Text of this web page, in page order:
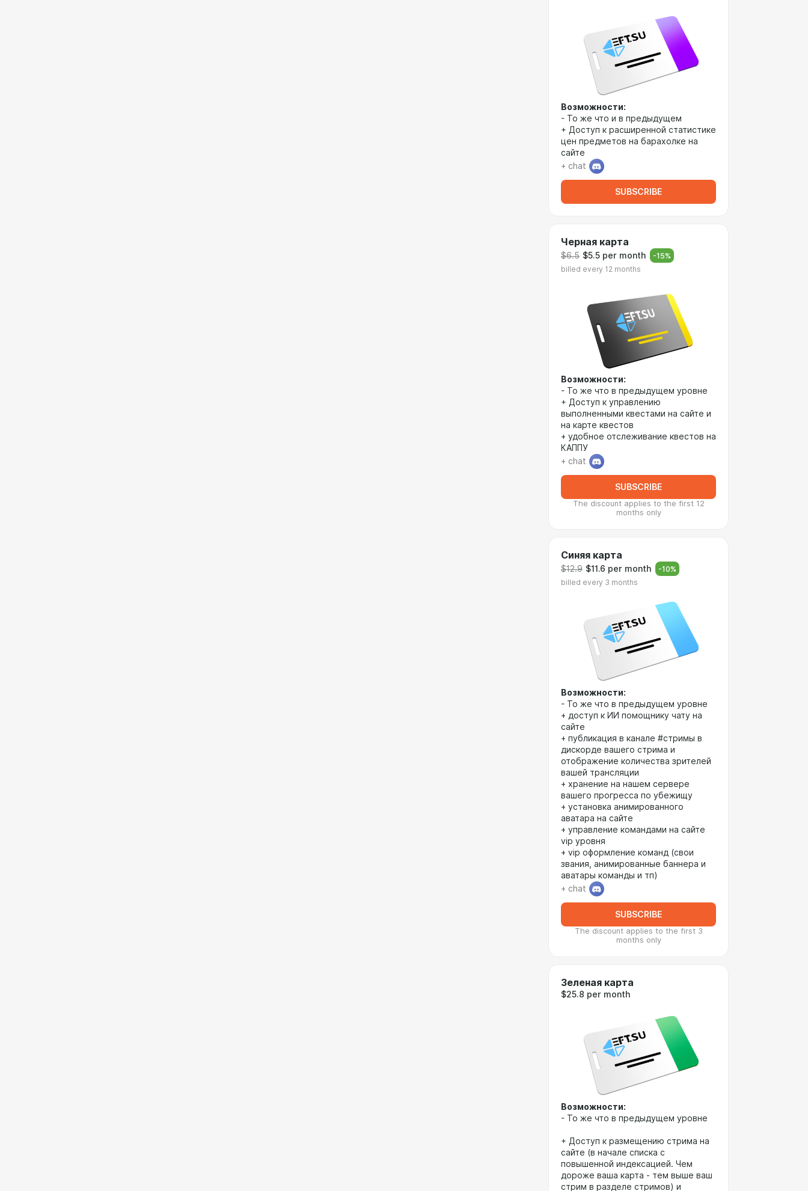
Возможности:
- То же что и в предыдущем
+ Доступ к расширенной статистике
цен предметов на барахолке на
сайте
+ chat
SUBSCRIBE
Черная карта
$6.5 $5.5 per month -15%
billed every 12 months
Возможности:
- То же что в предыдущем уровне
+ Доступ к управлению
выполненными квестами на сайте и
на карте квестов
+ удобное отслеживание квестов на
КАППУ
+ chat
SUBSCRIBE
The discount applies to the first 12
months only
Синяя карта
$12.9 $11.6 per month -10%
billed every 3 months
Возможности:
- То же что в предыдущем уровне
+ доступ к ИИ помощнику чату на
сайте
+ публикация в канале #стримы в
дискорде вашего стрима и
отображение количества зрителей
вашей трансляции
+ хранение на нашем сервере
вашего прогресса по убежищу
+ установка анимированного
аватара на сайте
+ управление командами на сайте
vip уровня
+ vip оформление команд (свои
звания, анимированные баннера и
аватары команды и тп)
+ chat
SUBSCRIBE
The discount applies to the first 3
months only
Зеленая карта
$25.8 per month
Возможности:
- То же что в предыдущем уровне
+ Доступ к размещению стрима на
сайте (в начале списка с
повышенной индексацией. Чем
дороже ваша карта - тем выше ваш
стрим в разделе стримов) и